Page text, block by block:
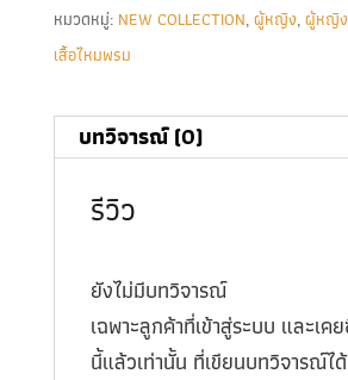
หมวดหมู่: NEW COLLECTION,ผู้หญิง,ผู้หญิ
เสื้อไหมพรม
บทวิจารณ์ (0)
รีวิว
ยังไม่มีบทวิจารณ์
เฉพาะลูกค้าที่เข้าสู่ระบบ และเค
นี้แล้วเท่านั้น ที่เขียนบทวิจารณ์ได้